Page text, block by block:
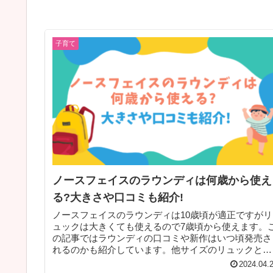
子育て
ノースフェイスのラウンディは何歳から使え
る?大きさや口コミも紹介!
ノースフェイスのラウンディは10歳頃が適正ですがリ
ュックは大きくても使えるので7歳頃から使えます。
の記事ではラウンディの口コミや新作はいつ頃発売さ
れるのかも紹介しています。他サイズのリュックと比
較もできるのでぜひ参考にしてみて下さい。